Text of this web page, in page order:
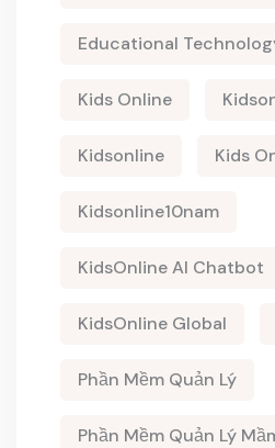
Educational
Kids Online
Kidsonline Kids
Kidsonline10nam
KidsOnline AI Chatbot
KidsOnline Global
Phần Mềm Quản Lý
Phần Mềm Quản Lý